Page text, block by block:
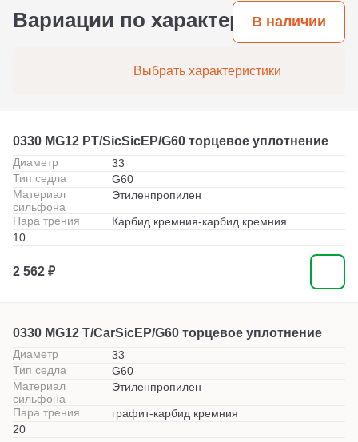
Вариации по характеристикам
В наличии
Выбрать характеристики
0330 MG12 PT/SicSicEP/G60 торцевое уплотнение
Диаметр
33
Тип седла
G60
Материал
сильфона
Этиленпропилен
Пара трения
Карбид кремния-карбид кремния
10
2 562 ₽
0330 MG12 T/CarSicEP/G60 торцевое уплотнение
Диаметр
33
Тип седла
G60
Материал
сильфона
Этиленпропилен
Пара трения
графит-карбид кремния
20